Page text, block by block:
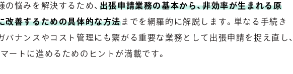
の悩みを解決するため、 出張申請業務の基本から、非効率が生まれる原
改善するための具体的な方法までを網羅的に解説します。単なる手続き
バナンスやコスト管理にも繋がる重要な業務として出張申請を捉え直し、
ートに進めるためのヒントが満載です。